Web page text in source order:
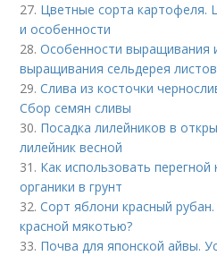
27. Цветные сорта картофеля.
и особенности
28.Особенности выращивания
выращивания сельдерея
29.Слива из косточки
Сбор семян сливы
30. Посадка лилейников в
лилейник весной
31. Как использовать
органики в грунт
32.Сорт яблони красный
красной мякотью?
33. Почва для японской айвы.